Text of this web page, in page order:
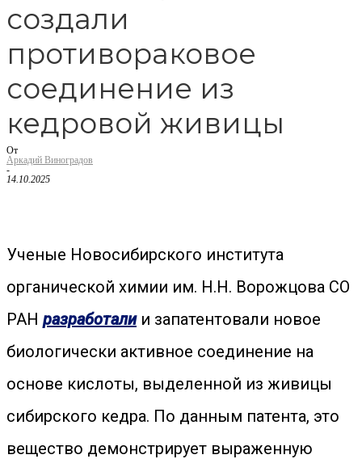
создали
противораковое
соединение из
кедровой живицы
От
Аркадий Виноградов
-
14.10.2025
Ученые Новосибирского института
органической химии им. Н.Н. Ворожцова СО
РАН разработали и запатентовали новое
биологически активное соединение на
основе кислоты, выделенной из живицы
сибирского кедра. По данным патента, это
вещество демонстрирует выраженную